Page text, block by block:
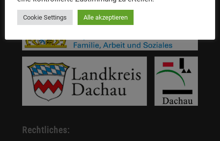
Die Einrichtung wird gefördert von:
Rechtliches:
Cookie Settings Alle akzeptieren